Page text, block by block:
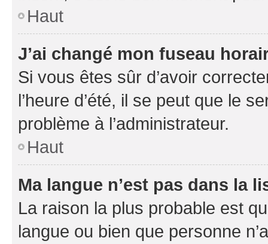
Haut
J’ai changé mon fuseau
Si vous êtes sûr d’avoir
l’heure d’été, il se peut que le
problème à l’administrateur.
Haut
Ma langue n’est pas dans la
La raison la plus probable est
langue ou bien que personne